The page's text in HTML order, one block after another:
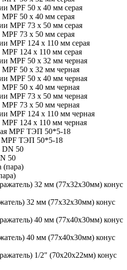
50 х 40 мм серая
73 х 50 мм серая
124 х 110 мм серая
50 х 32 мм черная
50 х 40 мм черная
73 х 50 мм черная
124 х 110 мм черная
MPF ТЭП 50*5-18
50
32 мм (77х32х30мм) конус
40 мм (77х40х30мм) конус